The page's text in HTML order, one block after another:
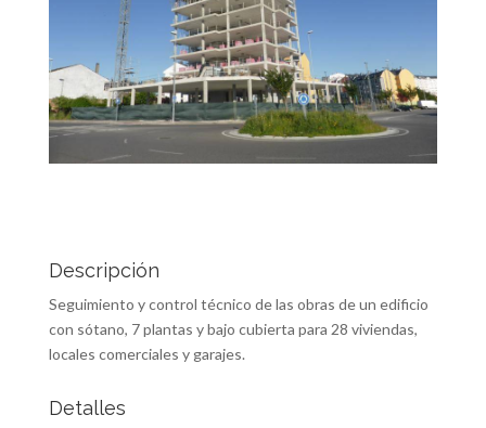
Descripción
Seguimiento y control técnico de las obras de un edificio
con sótano, 7 plantas y bajo cubierta para 28 viviendas,
locales comerciales y garajes.
Detalles